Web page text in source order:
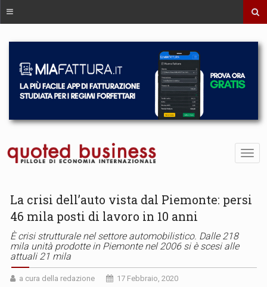
La crisi dell’auto vista dal Piemonte: persi
46 mila posti di lavoro in 10 anni
È crisi strutturale nel settore automobilistico. Dalle 218
mila unità prodotte in Piemonte nel 2006 si è scesi alle
attuali 21 mila
a cura della redazione 17 Febbraio, 2020